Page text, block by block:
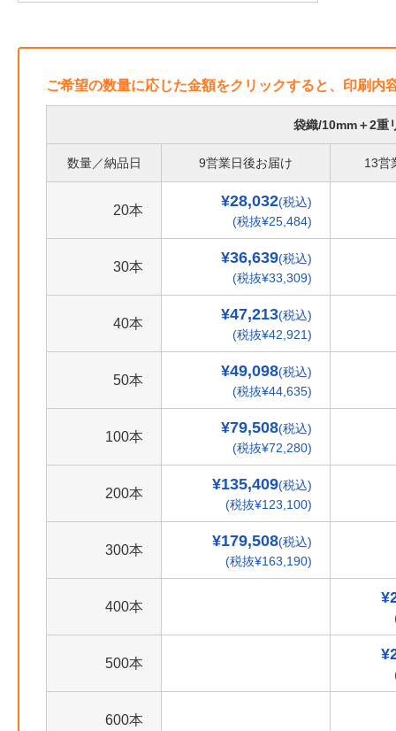
ご希望の数量に応じた金額をクリックすると、印刷内
袋織/10mm＋2重
数量／納品日 9営業日後お届け 13営
20本
¥28,032(税込)
(税抜¥25,484)
30本
¥36,639(税込)
(税抜¥33,309)
40本
¥47,213(税込)
(税抜¥42,921)
50本
¥49,098(税込)
(税抜¥44,635)
100本
¥79,508(税込)
(税抜¥72,280)
200本
¥135,409(税込)
(税抜¥123,100)
300本
¥179,508(税込)
(税抜¥163,190)
400本
500本
600本